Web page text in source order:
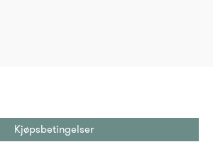
Kjøpsbetingelser